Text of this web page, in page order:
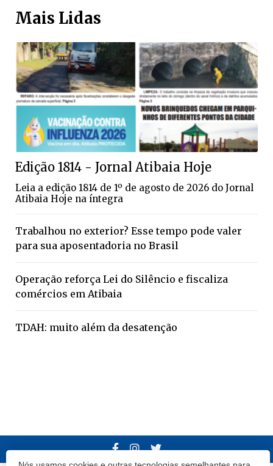
Mais Lidas
Edição 1814 - Jornal Atibaia Hoje
Leia a edição 1814 de 1º de agosto de 2026 do Jornal
Atibaia Hoje na íntegra
Trabalhou no exterior? Esse tempo pode valer
para sua aposentadoria no Brasil
Operação reforça Lei do Silêncio e fiscaliza
comércios em Atibaia
TDAH: muito além da desatenção